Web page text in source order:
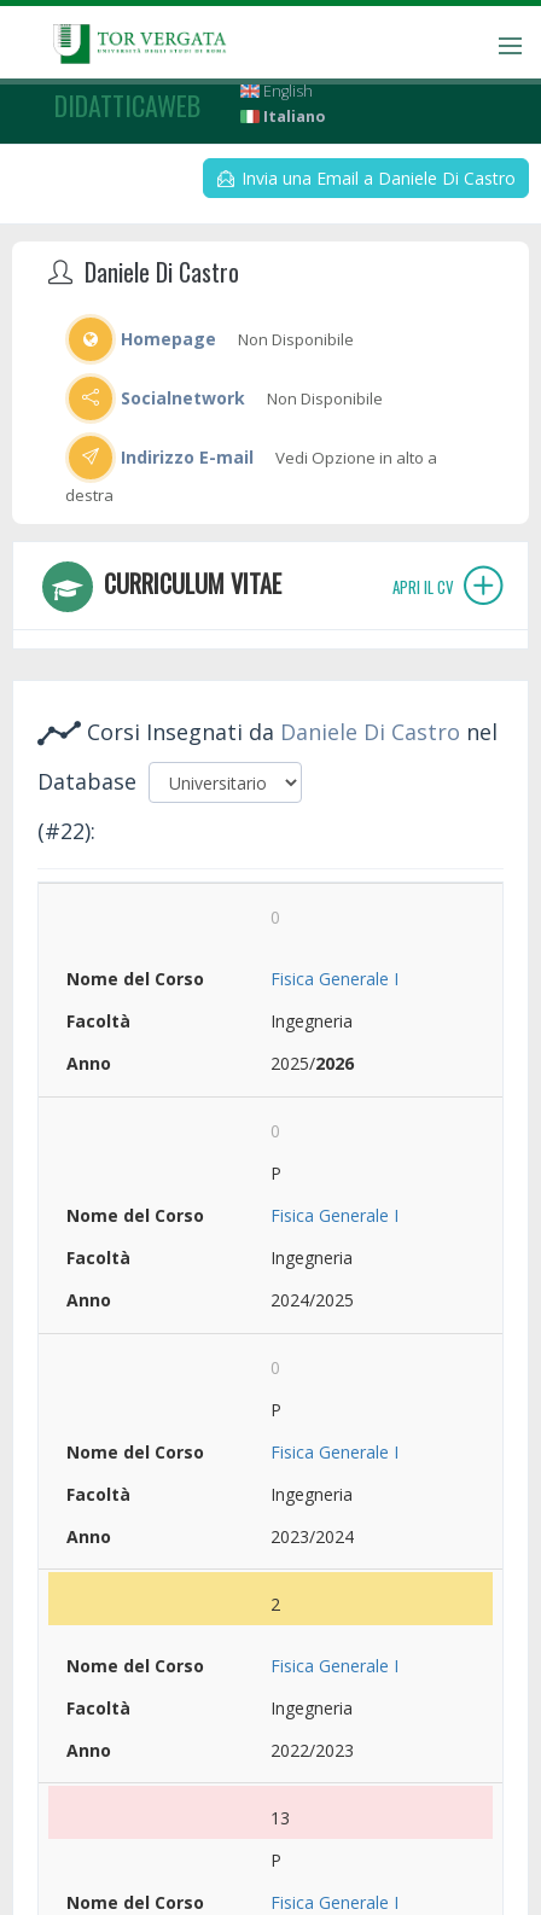
DIDATTICAWEB
English
Italiano
Invia una Email a Daniele Di Castro
Daniele Di Castro
Homepage Non Disponibile
Socialnetwork Non Disponibile
Indirizzo E-mail
Vedi Opzione in alto a
destra
CURRICULUM VITAE APRI IL CV
Corsi Insegnati da Daniele Di Castro
Database
(#22):
0
Fisica Generale I
Ingegneria
2025/2026
0
P
Fisica Generale I
Ingegneria
2024/2025
0
P
Fisica Generale I
Ingegneria
2023/2024
2
Fisica Generale I
Ingegneria
2022/2023
13
P
Fisica Generale I